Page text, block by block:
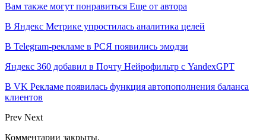
Вам также могут понравиться Еще от автора
В Яндекс Метрике упростилась аналитика целей
В Telegram-рекламе в РСЯ появились эмодзи
Яндекс 360 добавил в Почту Нейрофильтр с YandexGPT
В VK Рекламе появилась функция автопополнения баланса
клиентов
Prev Next
Комментарии закрыты.